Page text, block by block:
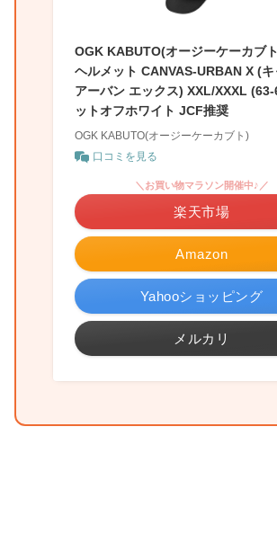
OGK KABUTO(オージーケーカブ
ヘルメット CANVAS-URBAN X (キ
アーバン エックス) XXL/XXXL
ットオフホワイト JCF推奨
OGK KABUTO(オージーケーカブト)
口コミを見る
Amazon
＼お買い物マラソン開催中♪／
楽天市場
Yahooショッピング
メルカリ